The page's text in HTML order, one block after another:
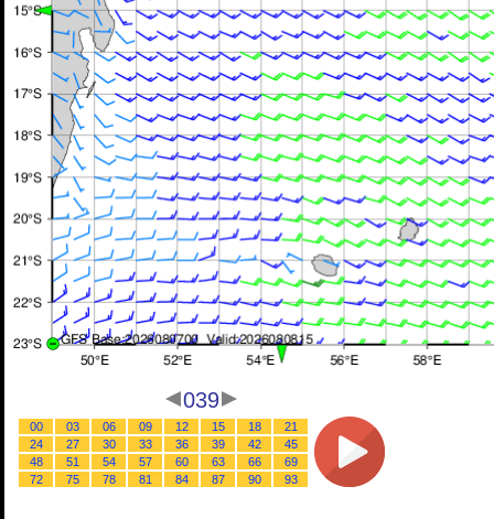
039
00 03 06 09 12 15 18
21
24
27 30 33 36 39 42
45
48
51 54 57 60 63 66
69
72
75 78 81 84 87 90 93